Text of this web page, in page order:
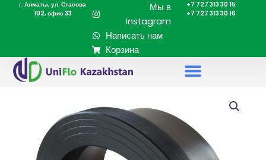
Перейтиг. Алматы, ул. Стасова
102, офис 33
Мы в
Instagram
Написать нам
Корзина
+7 727 313 30 15
+7 727 313 30 16